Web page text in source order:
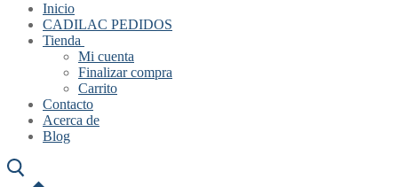
Inicio
CADILAC PEDIDOS
Tienda
Mi cuenta
Finalizar compra
Carrito
Contacto
Acerca de
Blog